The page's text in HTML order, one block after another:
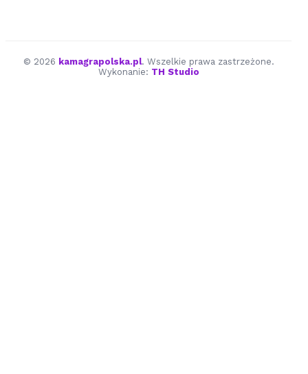
© 2026 kamagrapolska.pl. Wszelkie prawa zastrzeżone.
Wykonanie: TH Studio